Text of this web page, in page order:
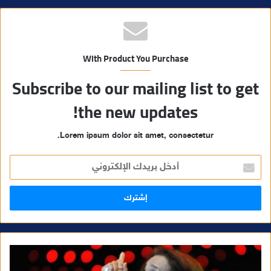
With Product You Purchase
Subscribe to our mailing list to get
the new updates!
Lorem ipsum dolor sit amet, consectetur.
خ
ل
ر
ا